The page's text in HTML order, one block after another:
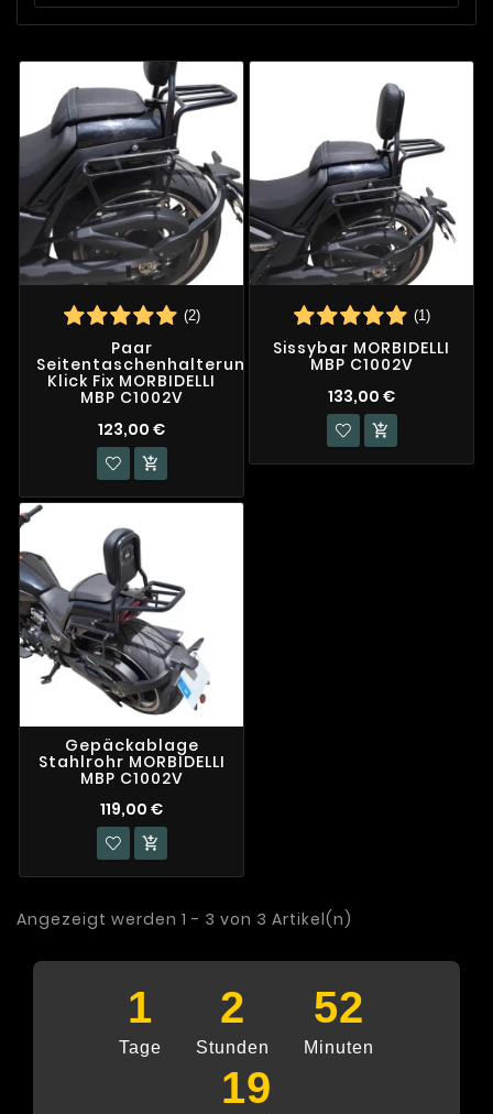
(2)
Paar
Seitentaschenhalterungen
Klick Fix MORBIDELLI
MBP C1002V
123,00 €

(1)
Sissybar MORBIDELLI
MBP C1002V
133,00 €

Gepäckablage
Stahlrohr MORBIDELLI
MBP C1002V
119,00 €

Angezeigt werden 1 - 3 von 3 Artikel(n)
1
Tage
2
Stunden
52
Minuten
18